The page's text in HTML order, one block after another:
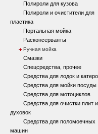
Полироли для кузова
Полироли и очистители для
пластика
Портальная мойка
Расконсерванты
Ручная мойка
Смазки
Спецсредства, прочее
Средства для лодок и
Средства для мойки посуды
Средства для мотоциклов
Средства для очистки плит и
духовок
Средства для поломоечных
машин